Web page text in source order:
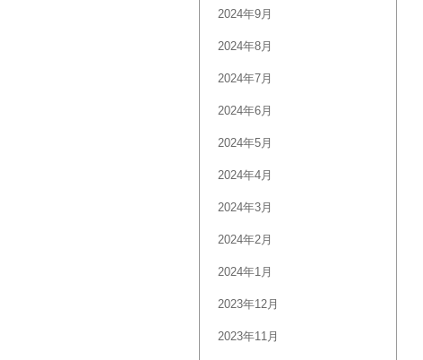
2024年9月
2024年8月
2024年7月
2024年6月
2024年5月
2024年4月
2024年3月
2024年2月
2024年1月
2023年12月
2023年11月